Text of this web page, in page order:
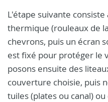
L'étape suivante
thermique (rouleaux de
chevrons, puis un écran
est fixé pour protéger le
posons ensuite des
couverture choisie, puis
tuiles (plates ou canal)